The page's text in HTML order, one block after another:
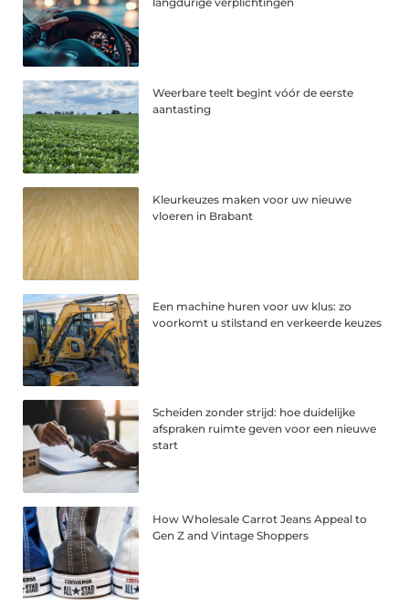
Weerbare teelt begint vóór de eerste
aantasting
Kleurkeuzes maken voor uw nieuwe
vloeren in Brabant
Een machine huren voor uw klus: zo
voorkomt u stilstand en verkeerde keuzes
Scheiden zonder strijd: hoe duidelijke
afspraken ruimte geven voor een nieuwe
start
How Wholesale Carrot Jeans Appeal to
Gen Z and Vintage Shoppers